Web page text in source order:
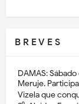
B R E V E S
DAMAS:
Meruje.
Vizela que